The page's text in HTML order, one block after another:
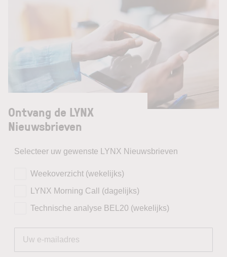
Ontvang de LYNX
Nieuwsbrieven
Selecteer uw gewenste LYNX Nieuwsbrieven
Weekoverzicht (wekelijks)
LYNX Morning Call (dagelijks)
Technische analyse BEL20 (wekelijks)